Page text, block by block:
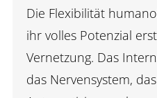
Die Flexibilität
ihr volles Potenzial
Vernetzung. Das
das Nervensystem,